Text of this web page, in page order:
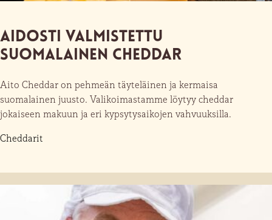
Aidosti valmistettu
suomalainen cheddar
Aito Cheddar on pehmeän täyteläinen ja kermaisa
suomalainen juusto. Valikoimastamme löytyy cheddar
jokaiseen makuun ja eri kypsytysaikojen vahvuuksilla.
Cheddarit